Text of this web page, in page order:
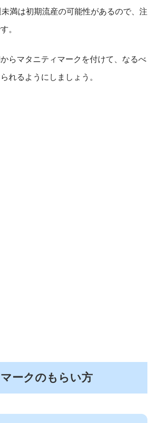
満は初期流産の可能性があるので、注
。
らマタニティマークを付けて、なるべ
れるようにしましょう。
ークのもらい方